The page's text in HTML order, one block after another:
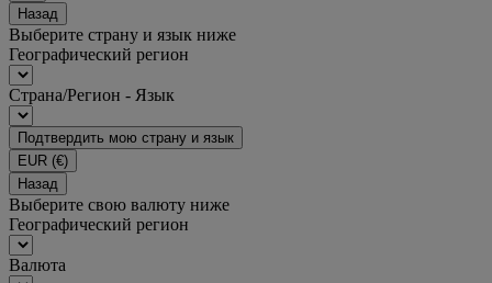
Назад
Выберите страну и язык ниже
Географический регион
Страна/Регион - Язык
Подтвердить мою страну и язык
EUR (€)
Назад
Выберите свою валюту ниже
Географический регион
Валюта